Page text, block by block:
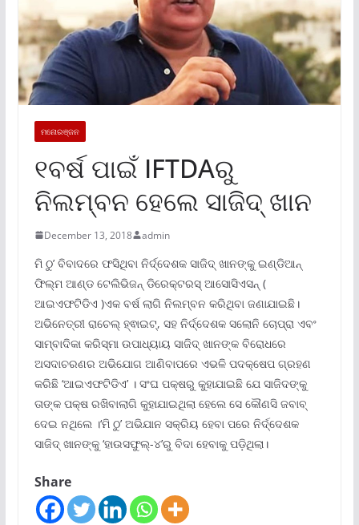
ମନୋରଞ୍ଜନ
୧ବର୍ଷ ପାଇଁ IFTDAରୁ
ନିଲମ୍ବନ ହେଲେ ସାଜିଦ୍ ଖାନ
December 13, 2018 admin
ମି ଠୁ’ ବିବାଦରେ ଫସିଥିବା ନିର୍ଦ୍ଦେଶକ ସାଜିଦ୍ ଖାନଙ୍କୁ ଇଣ୍ଡିଆନ୍
ଫିଲ୍ମ ଆଣ୍ଡ ଟେଲିଭିଜନ୍ ଡିରେକ୍ଟରସ୍ ଆସୋସିଏସନ୍ (
ଆଇଏଫଟିଡିଏ )ଏକ ବର୍ଷ ଲାଗି ନିଲମ୍ବନ କରିଥିବା ଜଣାଯାଇଛି।
ଅଭିନେତ୍ରୀ ରାଚେଲ୍ ହ୍ଵାଇଟ୍, ସହ ନିର୍ଦ୍ଦେଶକ ସଲୋନି ଚୋପ୍ରା ଏବଂ
ସାମ୍ବାଦିକା କରିସ୍ମା ଉପାଧ୍ୟାୟ ସାଜିଦ୍ ଖାନଙ୍କ ବିରୋଧରେ
ଅସଦାଚରଣର ଅଭିଯୋଗ ଆଣିବାପରେ ଏଭଳି ପଦକ୍ଷେପ ଗ୍ରହଣ
କରିଛି ‘ଆଇଏଫଟିଡିଏ’ । ସଂଘ ପକ୍ଷରୁ କୁହାଯାଇଛି ଯେ ସାଜିଦଙ୍କୁ
ତାଙ୍କ ପକ୍ଷ ରଖିବାଲାଗି କୁହାଯାଇଥିଲା ହେଲେ ସେ କୌଣସି ଜବାବ୍
ଦେଇ ନଥିଲେ ।‘ମି ଠୁ’ ଅଭିଯାନ ସକ୍ରିୟ ହେବା ପରେ ନିର୍ଦ୍ଦେଶକ
ସାଜିଦ୍ ଖାନଙ୍କୁ ‘ହାଉସଫୁଲ୍-୪’ରୁ ବିଦା ହେବାକୁ ପଡ଼ିଥିଲା।
Share